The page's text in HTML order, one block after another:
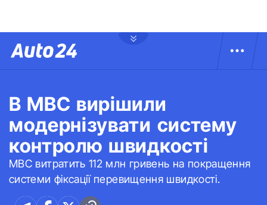
В МВС вирішили
модернізувати систему
контролю швидкості
МВС витратить 112 млн гривень на покращення
системи фіксації перевищення швидкості.